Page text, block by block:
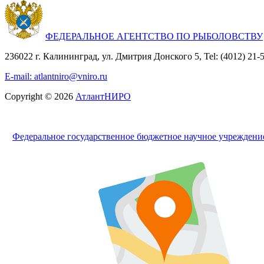
ФЕДЕРАЛЬНОЕ АГЕНТСТВО ПО РЫБОЛОВСТВУ
236022 г. Калининград, ул. Дмитрия Донского 5, Tel: (4012) 21-
E-mail: atlantniro@vniro.ru
Copyright © 2026 АтлантНИРО
Федеральное государственное бюджетное научное